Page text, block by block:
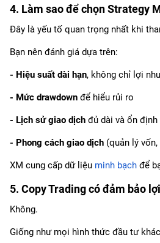
4. Làm sao để chọn Strategy
Đây là yếu tố quan trọng nhất khi
Bạn nên đánh giá dựa trên:
- Hiệu suất dài hạn, không chỉ lợi
- Mức drawdown để hiểu rủi ro
- Lịch sử giao dịch đủ dài và ổn định
- Phong cách giao dịch (quản lý
XM cung cấp dữ liệu minh bạch để
5. Copy Trading có đảm bảo
Không.
Giống như mọi hình thức đầu tư